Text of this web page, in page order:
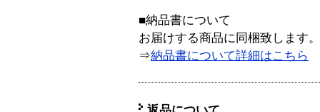
■納品書について
お届けする商品に同梱致します。
⇒納品書について詳細はこちら